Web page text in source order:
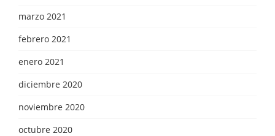
marzo 2021
febrero 2021
enero 2021
diciembre 2020
noviembre 2020
octubre 2020